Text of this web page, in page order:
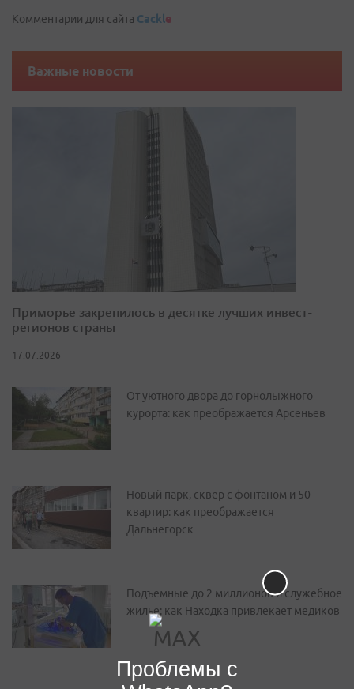
Комментарии для сайта Cackle
Важные новости
Приморье закрепилось в десятке лучших инвест-
регионов страны
17.07.2026
От уютного двора до горнолыжного
курорта: как преображается Арсеньев
Новый парк, сквер с фонтаном и 50
квартир: как преображается
Дальнегорск
Подъемные до 2 миллионов и служебное
жилье: как Находка привлекает медиков
Проблемы с